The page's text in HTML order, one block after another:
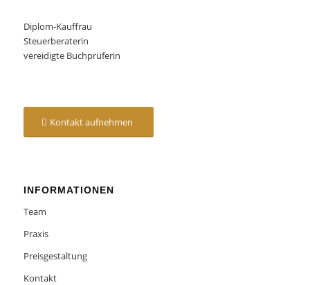
Diplom-Kauffrau
Steuerberaterin
vereidigte Buchprüferin
Kontakt aufnehmen
INFORMATIONEN
Team
Praxis
Preisgestaltung
Kontakt